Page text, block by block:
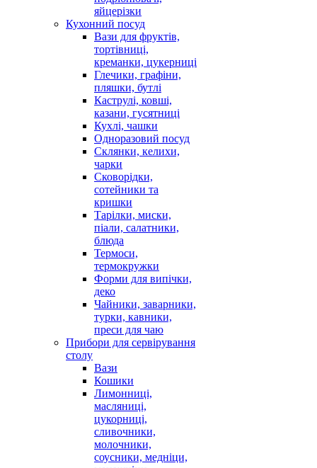
яйцерізки
Кухонний посуд
Вази для фруктів,
тортівниці,
креманки, цукерниці
Глечики, графіни,
пляшки, бутлі
Каструлі, ковші,
казани, гусятниці
Кухлі, чашки
Одноразовий посуд
Склянки, келихи,
чарки
Сковорідки,
сотейники та
кришки
Тарілки, миски,
піали, салатники,
блюда
Термоси,
термокружки
Форми для випічки,
деко
Чайники, заварники,
турки, кавники,
преси для чаю
Прибори для сервірування
столу
Вази
Кошики
Лимонниці,
масляниці,
цукорниці,
сливочники,
молочники,
соусники, медніци,